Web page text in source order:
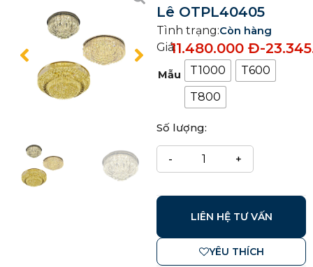
Lê OTPL40405
Tình trạng:Còn hàng
Giá:11.480.000Đ-
Mẫu T1000
T600
T800
Số lượng:
LIÊN HỆ TƯ VẤN
YÊU THÍCH